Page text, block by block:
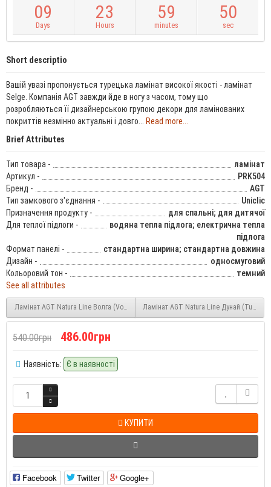
09
Days
23
Hours
59
minutes
49
sec
Short descriptio
Вашій увазі пропонується турецька ламінат високої якості - ламінат
Selge. Компанія AGT завжди йде в ногу з часом, тому що
розробляються її дизайнерською групою декори для ламінованих
покриттів незмінно актуальні і довго... Read more...
Brief Attributes
Тип товара -
ламінат
Артикул -
PRK504
Бренд -
AGT
Тип замкового з'єднання -
Uniclic
Призначення продукту -
для спальні; для дитячої
Для теплої підлоги -
водяна тепла підлога; електрична тепла
підлога
Формат панелі -
стандартна ширина; стандартна довжина
Дизайн -
односмуговий
Кольоровий тон -
темний
See all attributes
Ламінат AGT Natura Line Волга (Volga PRK503) 8 мм 32 класЛамінат AGT Natura Line Дунай (Tuna
540.00грн 486.00грн
Наявність: Є в наявності
КУПИТИ
Facebook Twitter Google+